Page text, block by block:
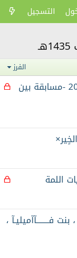
التسجيل
الفرز
م نتائج مسابقة الحصريات رمضان 2014 -مسابقة بين
م اللمة
بنت فــــــــآآميليـآ ،